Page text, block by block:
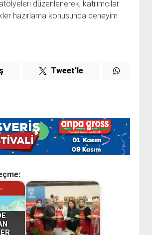
düzenlenerek, katılımcılar
hazırlama konusunda deneyim
Tweet'le